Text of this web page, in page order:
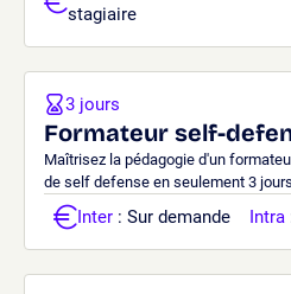
stagiaire
Formateur self-
Maîtrisez la pédagogie d'un
de self defense en seulement 3
3 jours
Inter : Sur demande Intra